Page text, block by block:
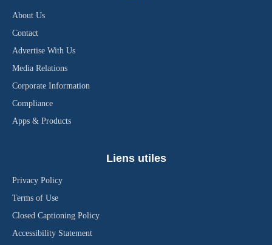
About Us
Contact
Advertise With Us
Media Relations
Corporate Information
Compliance
Apps & Products
Liens utiles
Privacy Policy
Terms of Use
Closed Captioning Policy
Accessibility Statement